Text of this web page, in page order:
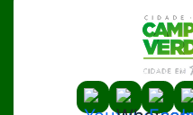
AcessarAcessar